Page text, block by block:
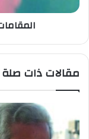
مقالات ذات صلة